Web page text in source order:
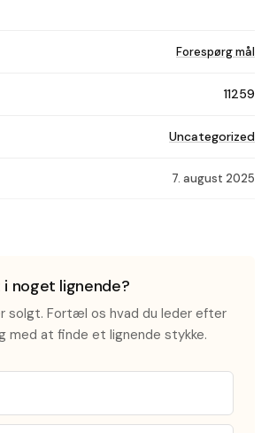
Forespørg mål
11259
Uncategorized
7. august 2025
noget lignende?
solgt. Fortæl os hvad du leder efter
med at finde et lignende stykke.